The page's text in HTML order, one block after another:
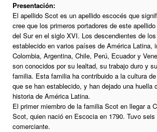
Presentación:
El apellido Scot es un apellido escocés que
cree que los primeros portadores de este
del Sur en el siglo XVI. Los descendientes de
establecido en varios países de América Latina,
Colombia, Argentina, Chile, Perú, Ecuador y
son conocidos por su lealtad, su trabajo duro y
familia. Esta familia ha contribuido a la cultura
que se han establecido, y han dejado una huella
historia de América Latina.
El primer miembro de la familia Scot en llegar a
Scot, quien nació en Escocia en 1790. Tuvo
comerciante.